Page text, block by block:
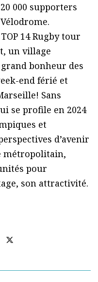
000 supporters
14 Rugby tour
un village
bonheur des
end férié et
Sans
se profile en 2024
et
d’avenir
métropolitain,
pour
son attractivité.